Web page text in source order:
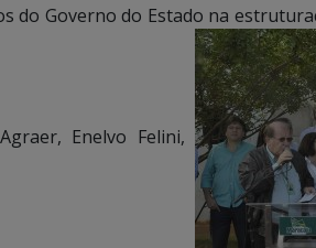
do Governo do Estado na
Enelvo Felini,